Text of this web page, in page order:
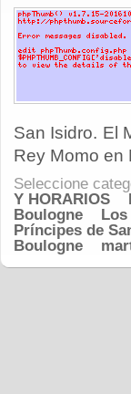
San Isidro. El
Rey Momo en
Seleccione
Y HORARIOS
Boulogne
Príncipes de
Boulogne